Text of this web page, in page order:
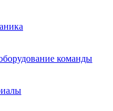
команды